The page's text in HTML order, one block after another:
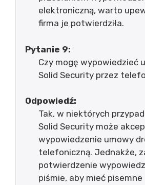
elektroniczną, warto
firma je potwierdziła.
Pytanie 9:
Czy mogę wypowiedzieć
Solid Security przez
Odpowiedź:
Tak, w niektórych
Solid Security może
wypowiedzenie umowy
telefoniczną. Jednakże,
potwierdzenie
piśmie, aby mieć pisemne